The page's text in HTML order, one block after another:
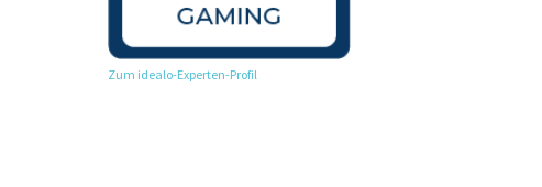
Zum idealo-Experten-Profil